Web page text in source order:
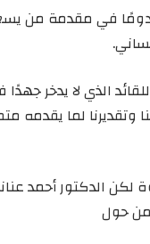
دومًا في مقدمة من
الذي لا يدخر
لما يقدمه
الدكتور أحمد
من حول